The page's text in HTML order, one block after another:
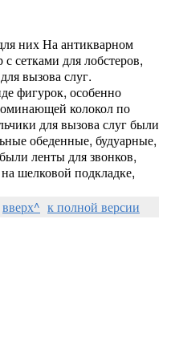
них На антикварном
сетками для лобстеров,
вызова слуг.
фигурок, особенно
колокол по
для вызова слуг были
обеденные, будуарные,
ленты для звонков,
шелковой подкладке,
вверх^ к полной версии